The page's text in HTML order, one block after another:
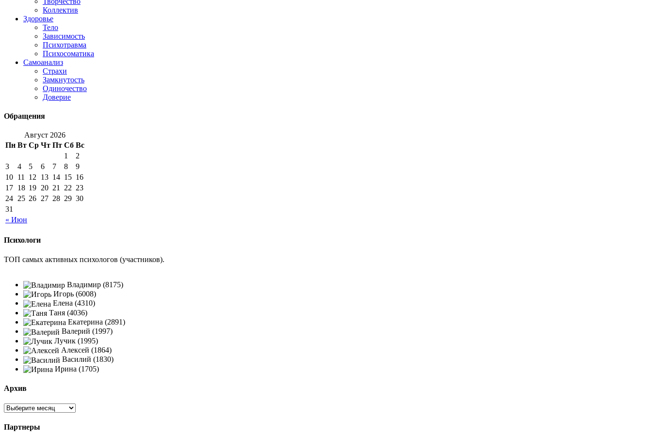
Коллектив
Здоровье
Тело
Зависимость
Психотравма
Психосоматика
Самоанализ
Страхи
Замкнутость
Одиночество
Доверие
Обращения
Август 2026
Пн Вт Ср Чт Пт Сб Вс
« Июн
1
2
3
4 5 6 7 8
9
10 11 12 13 14 15 16
17 18 19 20 21 22 23
24 25 26 27 28 29 30
31
Психологи
ТОП самых активных психологов (участников).
Владимир (8175)
Игорь (6008)
Елена (4310)
Таня (4036)
Екатерина (2891)
Валерий (1997)
Лучик (1995)
Алексей (1864)
Василий (1830)
Ирина (1705)
Архив
Партнеры